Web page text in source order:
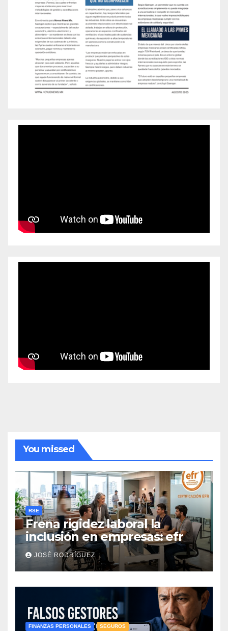
You missed
RSE
Frena rigidez laboral la
inclusión en empresas: efr
JOSÉ RODRÍGUEZ
FINANZAS PERSONALES SEGUROS